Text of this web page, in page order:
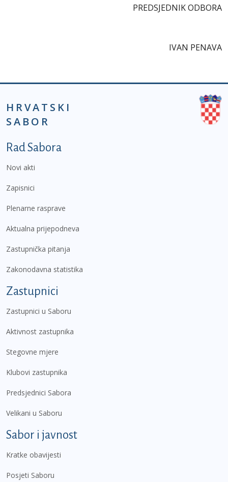
PREDSJEDNIK ODBORA
IVAN PENAVA
HRVATSKI
SABOR
Podnožje prvi izbornik
Rad Sabora
Novi akti
Zapisnici
Plenarne rasprave
Aktualna prijepodneva
Zastupnička pitanja
Zakonodavna statistika
Zastupnici
Zastupnici u Saboru
Aktivnost zastupnika
Stegovne mjere
Klubovi zastupnika
Predsjednici Sabora
Velikani u Saboru
Sabor i javnost
Kratke obavijesti
Posjeti Saboru